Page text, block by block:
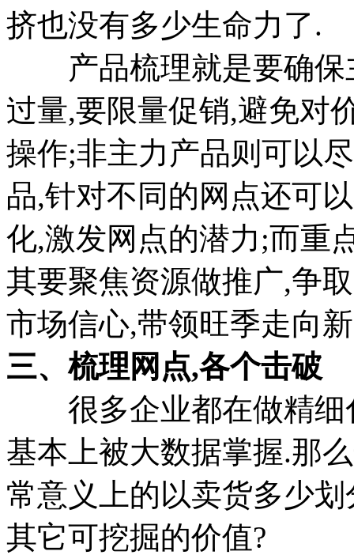
挤也没有多少生命力了.
产品梳理就是要确保
过量,要限量促销,避免对
操作;非主力产品则可以
品,针对不同的网点还可
化,激发网点的潜力;而重
其要聚焦资源做推广,争
市场信心,带领旺季走向
三、梳理网点,各个击破
很多企业都在做精细
基本上被大数据掌握.那
常意义上的以卖货多少
其它可挖掘的价值?